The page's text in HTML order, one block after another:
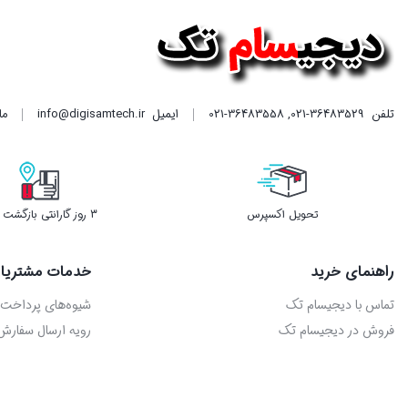
تلفن 021-36483529
,
021-36483558 ایمیلinfo@digisamtech.ir
تحویل اکسپرس 3 روز گارانتی بازگشت وجه
راهنمای خرید
تماس با دیجیسام تک
فروش در دیجیسام تک
خدمات
شیوه‌های پرداخت
رویه ارسال